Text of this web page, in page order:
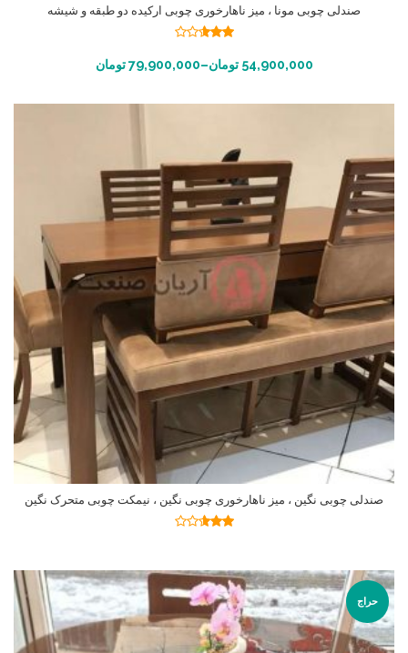
صندلی چوبی مونا ، میز ناهارخوری چوبی ارکیده دو طبقه و شیشه
از 5
54,900,000 تومان–
79,900,000 تومان انتخاب گزینه ها
صندلی چوبی نگین ، میز ناهارخوری چوبی نگین ، نیمکت چوبی متحرک نگین
اطلاعات بیشتر
حراج